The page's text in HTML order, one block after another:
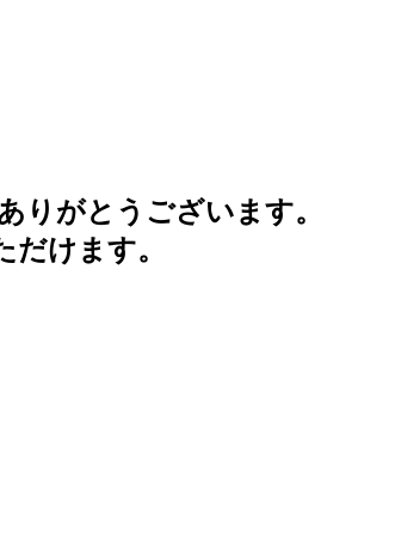
りがとうございます。
けます。